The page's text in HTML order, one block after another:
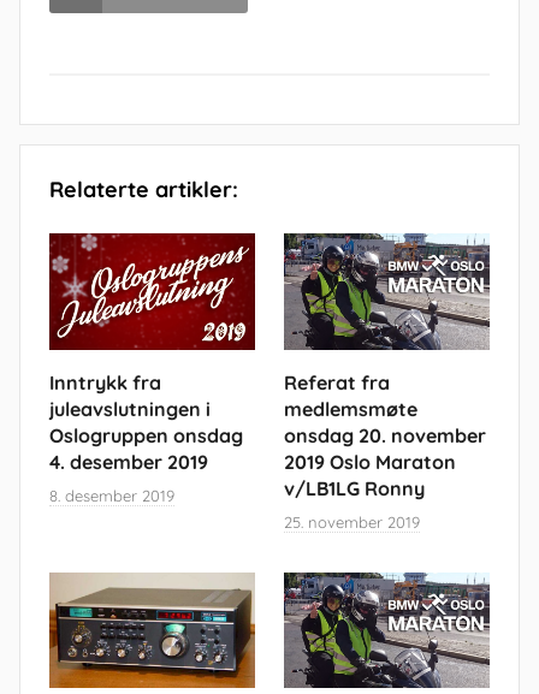
Relaterte artikler:
Inntrykk fra
juleavslutningen i
Oslogruppen onsdag
4. desember 2019
8. desember 2019
Referat fra
medlemsmøte
onsdag 20. november
2019 Oslo Maraton
v/LB1LG Ronny
25. november 2019